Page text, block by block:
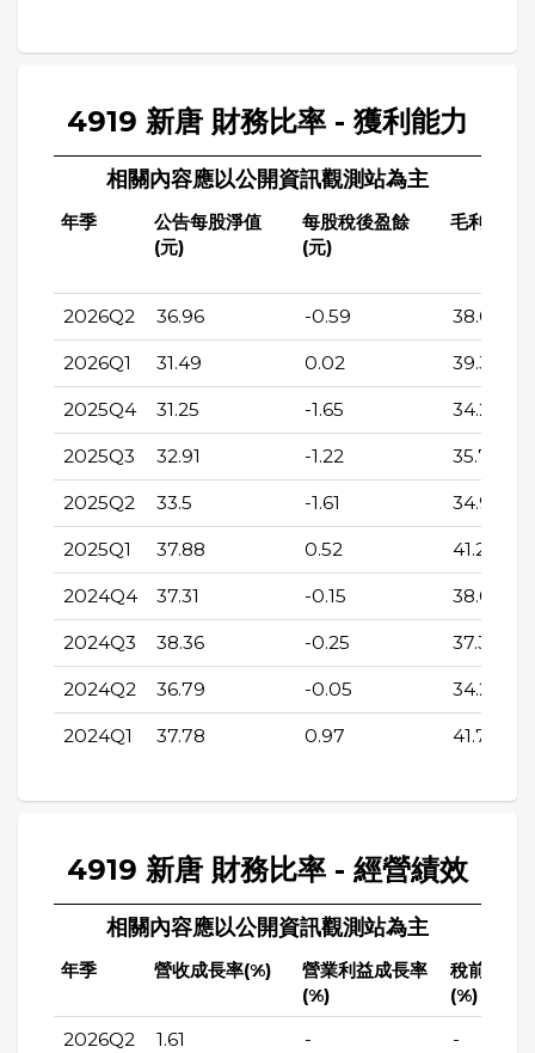
4919 新唐 財務比率 - 獲利能力
相關內容應以公開資訊觀測站為主
年季
公告每股淨值
(元)
每股稅後盈餘
(元)
毛利率(%)
2026Q2 36.96 -0.59 38.02
2026Q1 31.49 0.02 39.34
2025Q4 31.25 -1.65 34.28
2025Q3 32.91 -1.22 35.71
2025Q2 33.5 -1.61 34.9
2025Q1 37.88 0.52 41.26
2024Q4 37.31 -0.15 38.09
2024Q3 38.36 -0.25 37.35
2024Q2 36.79 -0.05 34.29
2024Q1 37.78 0.97 41.73
4919 新唐 財務比率 - 經營績效
相關內容應以公開資訊觀測站為主
年季 營收成長率(%)
營業利益成長率
(%)
稅前純益
(%)
2026Q2 1.61 - -